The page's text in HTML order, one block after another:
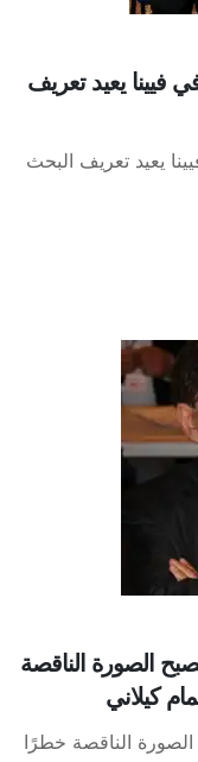
فيينا يعيد تعريف
يعيد تعريف البحث
الصورة الناقصة
كيلاني
الناقصة خطرًا